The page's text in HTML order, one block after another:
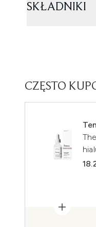
SKŁADNIKI
CZĘSTO